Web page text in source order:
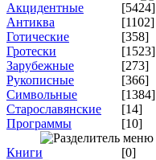
Акцидентные
[5424]
Антиква
[1102]
Готические
[358]
Гротески
[1523]
Зарубежные
[273]
Рукописные
[366]
Символьные
[1384]
Старославянские
[14]
Программы
[10]
Книги [0]